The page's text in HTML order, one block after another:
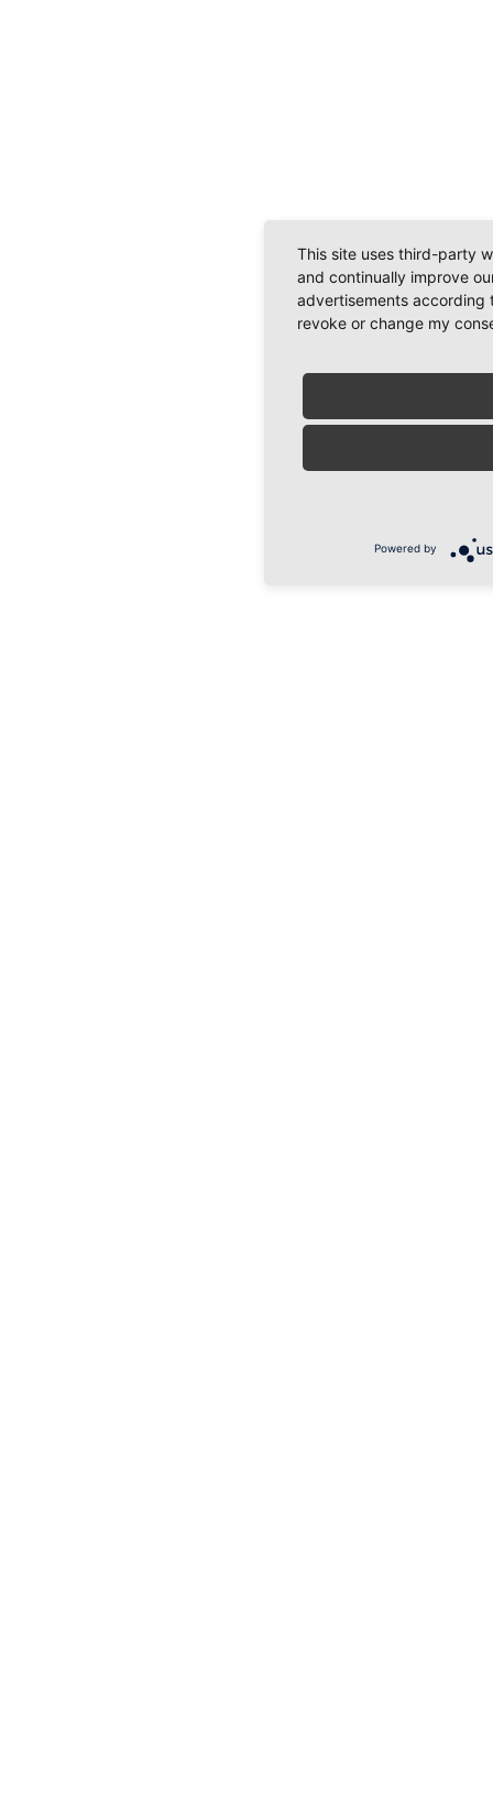
This site uses third-party
and continually improve
advertisements according
revoke or change my
Powered by